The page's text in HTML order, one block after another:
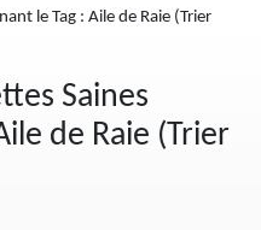
le Tag : Aile de Raie (Trier
Saines
de Raie (Trier